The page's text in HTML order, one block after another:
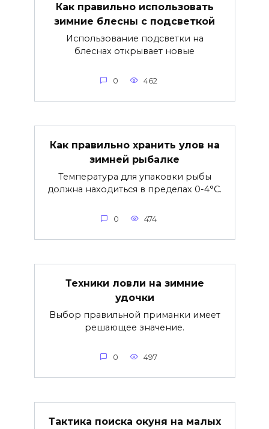
Как правильно использовать
зимние блесны с подсветкой
Использование подсветки на
блеснах открывает новые
0 462
Как правильно хранить улов на
зимней рыбалке
Температура для упаковки рыбы
должна находиться в пределах 0-4°C.
0 474
Техники ловли на зимние
удочки
Выбор правильной приманки имеет
решающее значение.
0 497
Тактика поиска окуня на малых